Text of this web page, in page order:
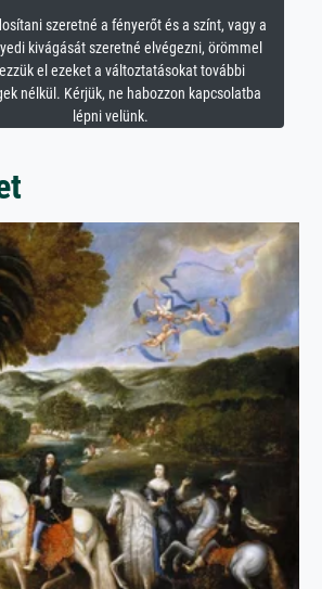
szeretné a fényerőt és a színt, vagy a
kivágását szeretné elvégezni, örömmel
el ezeket a változtatásokat további
nélkül. Kérjük, ne habozzon kapcsolatba
lépni velünk.